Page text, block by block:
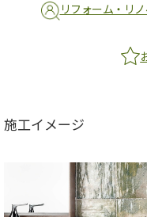
リフォーム・リ
施工イメージ